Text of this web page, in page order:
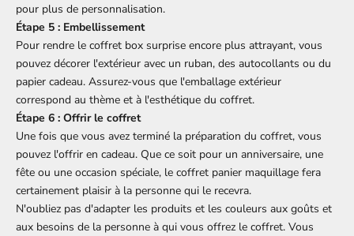
pour plus de personnalisation.
Étape 5 : Embellissement
Pour rendre le coffret box surprise encore plus attrayant, vous
pouvez décorer l'extérieur avec un ruban, des autocollants ou du
papier cadeau. Assurez-vous que l'emballage extérieur
correspond au thème et à l'esthétique du coffret.
Étape 6 : Offrir le coffret
Une fois que vous avez terminé la préparation du coffret, vous
pouvez l'offrir en cadeau. Que ce soit pour un anniversaire, une
fête ou une occasion spéciale, le coffret panier maquillage fera
certainement plaisir à la personne qui le recevra.
N'oubliez pas d'adapter les produits et les couleurs aux goûts et
aux besoins de la personne à qui vous offrez le coffret. Vous